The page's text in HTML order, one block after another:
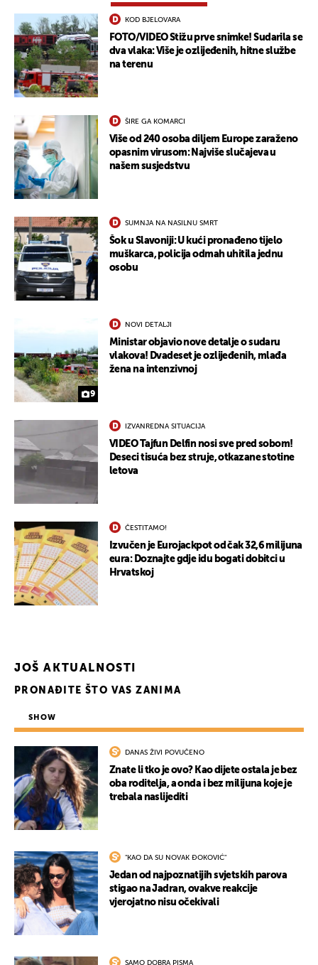
KOD BJELOVARA
FOTO/VIDEO Stižu prve snimke! Sudarila se
dva vlaka: Više je ozlijeđenih, hitne službe
na terenu
ŠIRE GA KOMARCI
Više od 240 osoba diljem Europe zaraženo
opasnim virusom: Najviše slučajeva u
našem susjedstvu
SUMNJA NA NASILNU SMRT
Šok u Slavoniji: U kući pronađeno tijelo
muškarca, policija odmah uhitila jednu
osobu
9
NOVI DETALJI
Ministar objavio nove detalje o sudaru
vlakova! Dvadeset je ozlijeđenih, mlađa
žena na intenzivnoj
IZVANREDNA SITUACIJA
VIDEO Tajfun Delfin nosi sve pred sobom!
Deseci tisuća bez struje, otkazane stotine
letova
ČESTITAMO!
Izvučen je Eurojackpot od čak 32,6 milijuna
eura: Doznajte gdje idu bogati dobitci u
Hrvatskoj
JOŠ AKTUALNOSTI
PRONAĐITE ŠTO VAS ZANIMA
SHOW
DANAS ŽIVI POVUČENO
Znate li tko je ovo? Kao dijete ostala je bez
oba roditelja, a onda i bez milijuna koje je
trebala naslijediti
"KAO DA SU NOVAK ĐOKOVIĆ"
Jedan od najpoznatijih svjetskih parova
stigao na Jadran, ovakve reakcije
vjerojatno nisu očekivali
SAMO DOBRA PISMA
UKLJUČITE NOTIFIKACIJE